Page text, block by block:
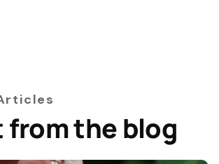
from the blog